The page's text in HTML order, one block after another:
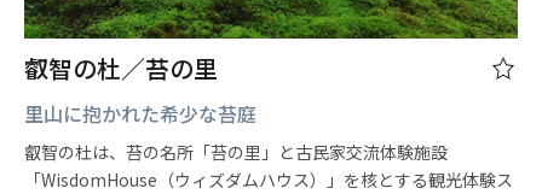
叡智の杜／苔の里
里山に抱かれた希少な苔庭
叡智の杜は、苔の名所「苔の里」と古民家交流体験施設
「WisdomHouse（ウィズダムハウス）」を核とする観光体験ス